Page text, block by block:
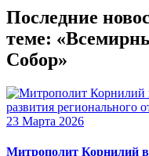
Последние
теме:
Собор»
23 Марта 2026
Митрополит Корнилий